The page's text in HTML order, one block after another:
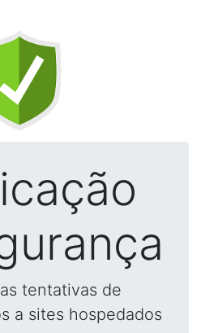
tentativas de
a sites hospedados